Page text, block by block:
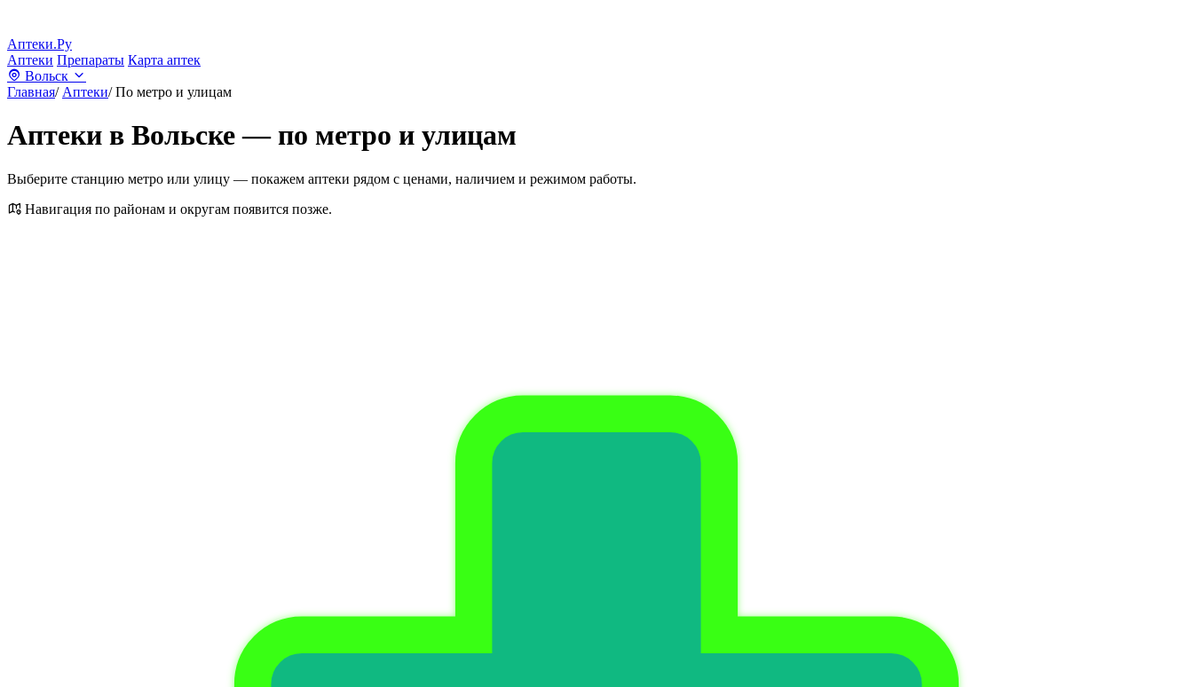
Аптеки.Ру
Аптеки Препараты Карта аптек
Вольск
Главная/ Аптеки/ По метро и улицам
Аптеки в Вольске — по метро и улицам
Выберите станцию метро или улицу — покажем аптеки рядом с ценами, наличием и режимом работы.
Навигация по районам и округам появится позже.